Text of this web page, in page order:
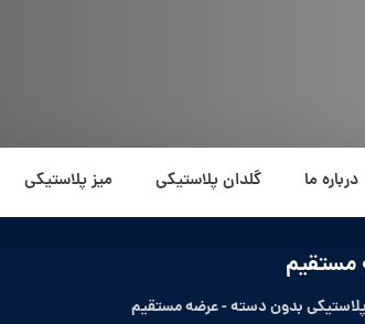
درباره ما گلدان پلاستیکی میز پلاستیکی
مستقیم
بدون دسته - عرضه مستقیم